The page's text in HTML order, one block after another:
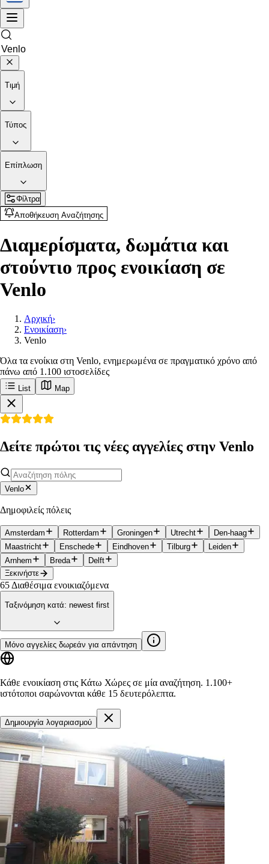
Τιμή
Τύπος
Επίπλωση
Φίλτρα
Αποθήκευση Αναζήτησης
Διαμερίσματα, δωμάτια και
στούντιο προς ενοικίαση σε
Venlo
Αρχική›
Ενοικίαση›
Venlo
Όλα τα ενοίκια στη Venlo, ενημερωμένα σε πραγματικό χρόνο από
πάνω από 1.100 ιστοσελίδες
List Map
Δείτε πρώτοι τις νέες αγγελίες στην Venlo
Venlo
Δημοφιλείς πόλεις
Amsterdam Rotterdam Groningen Utrecht
Den-haag
Maastricht
Enschede Eindhoven Tilburg
Leiden
Arnhem
Breda
Delft
Ξεκινήστε
65 Διαθέσιμα ενοικιαζόμενα
Ταξινόμηση κατά: newest first
Μόνο αγγελίες δωρεάν για απάντηση
Κάθε ενοικίαση στις Κάτω Χώρες σε μία αναζήτηση. 1.100+
ιστότοποι σαρώνονται κάθε 15 δευτερόλεπτα.
Δημιουργία λογαριασμού